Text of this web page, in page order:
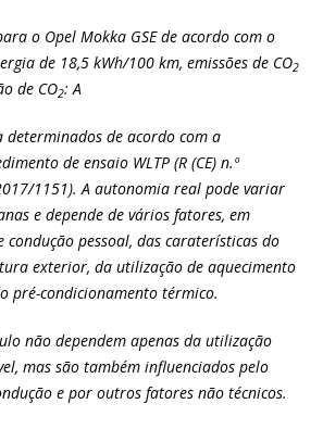
o Opel Mokka GSE de acordo com o
de 18,5 kWh/100 km, emissões de CO2
de CO2: A
determinados de acordo com a
de ensaio WLTP (R (CE) n.º
1151). A autonomia real pode variar
e depende de vários fatores, em
pessoal, das caraterísticas do
exterior, da utilização de aquecimento
pré-condicionamento térmico.
não dependem apenas da utilização
mas são também influenciados pelo
e por outros fatores não técnicos.